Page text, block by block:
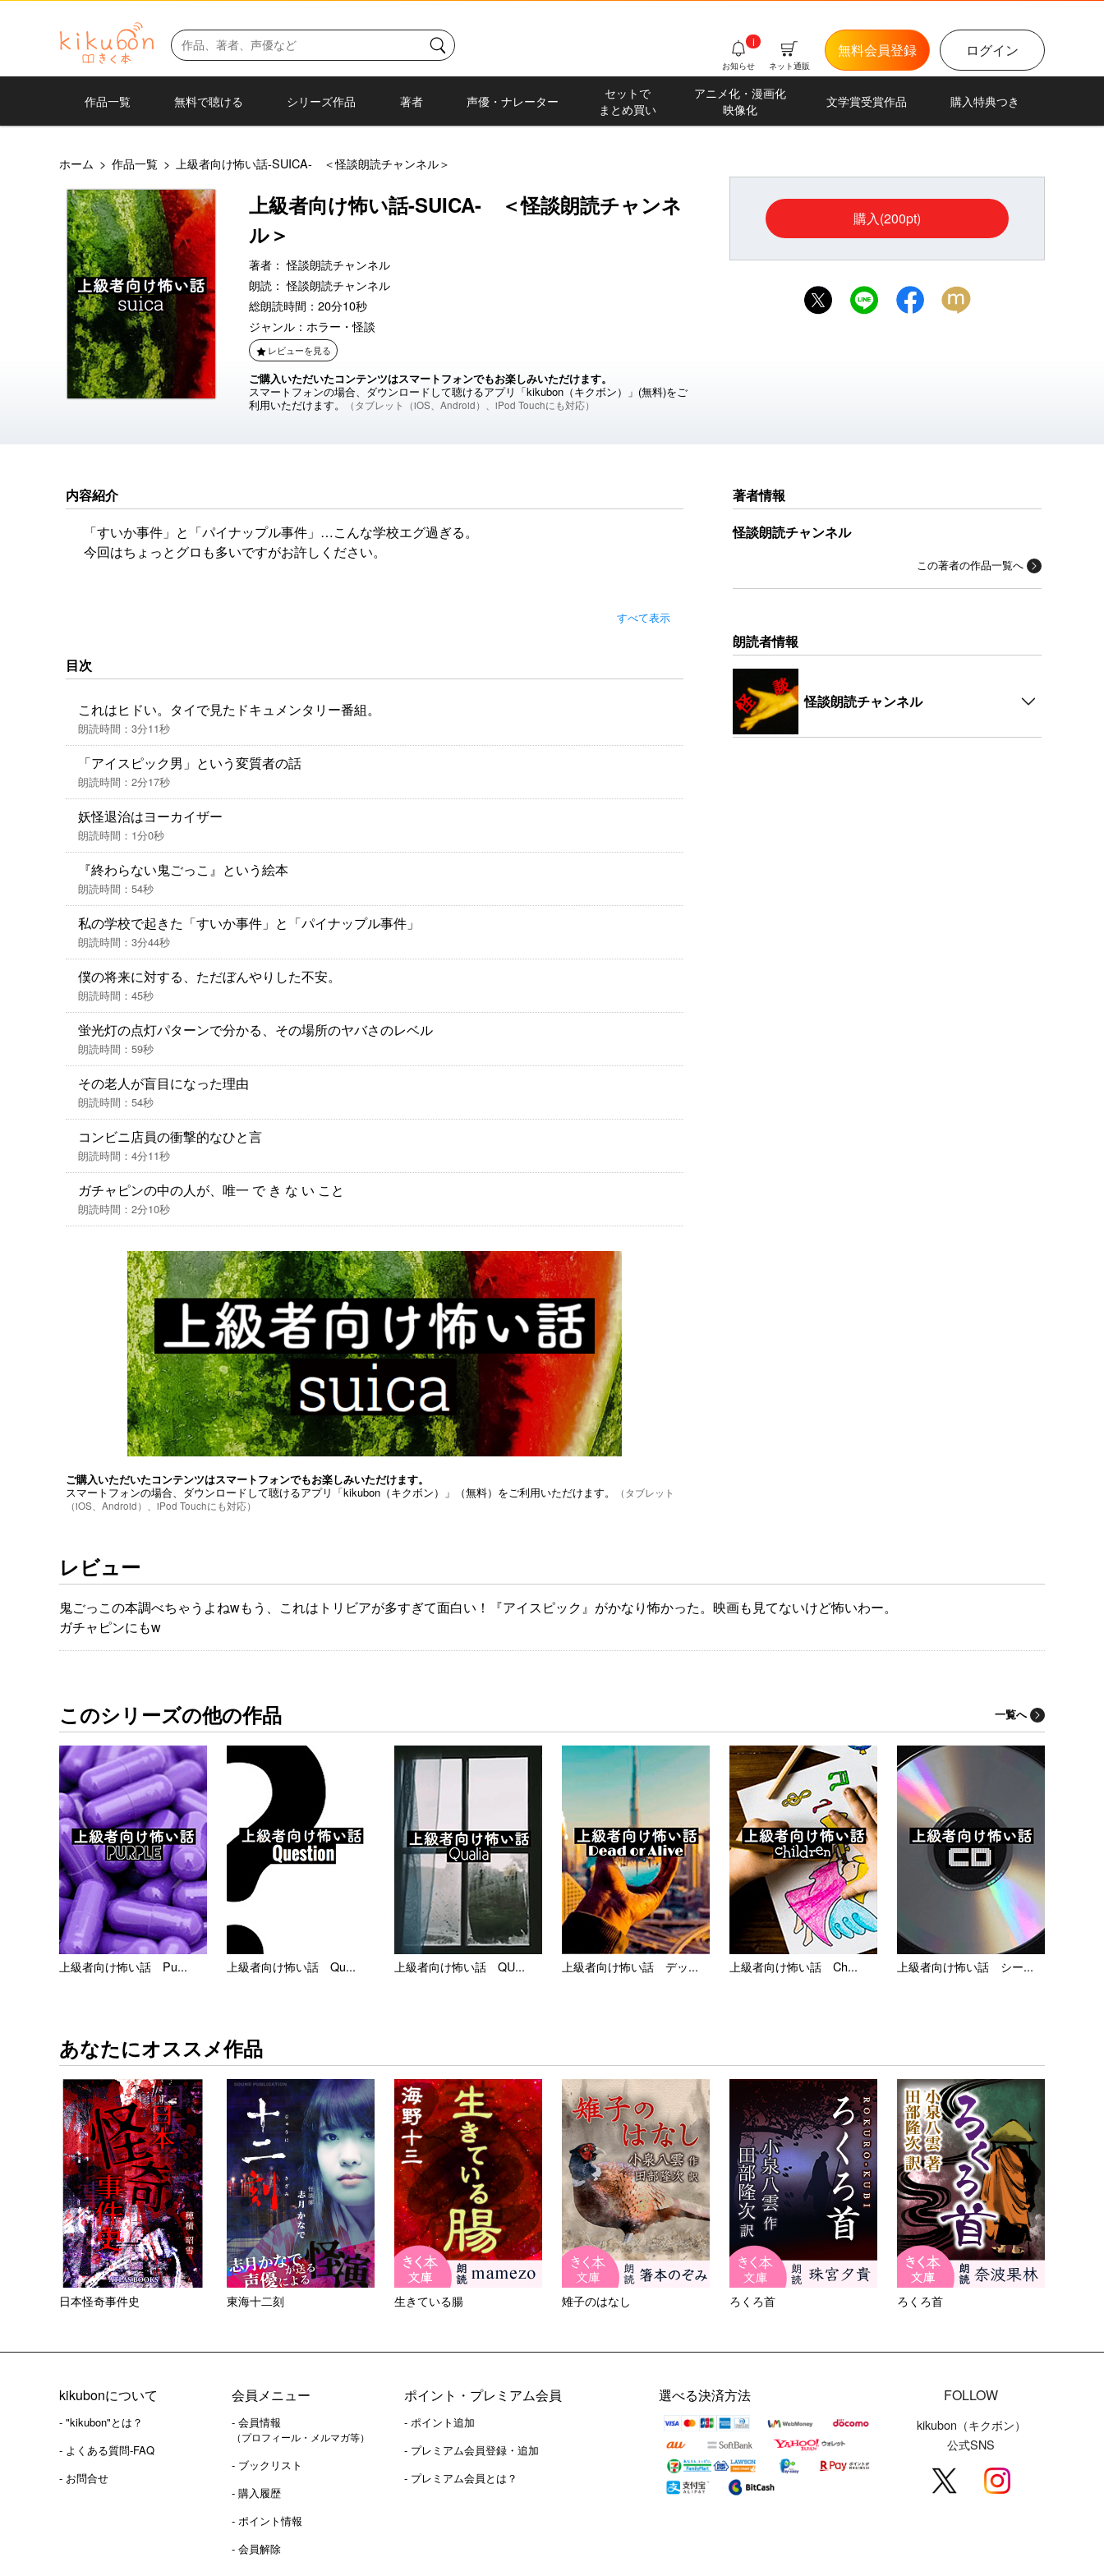
ログイン
無料会員登録
ネット通販
お知らせ
i
作品一覧 無料で聴ける シリーズ作品 著者 声優・ナレーター
セットで
まとめ買い
アニメ化・漫画化
映像化
文学賞受賞作品 購入特典つき
ホーム > 作品一覧 > 上級者向け怖い話-SUICA- ＜怪談朗読チャンネル＞
上級者向け怖い話-SUICA- ＜怪談朗読チャンネ
ル＞
著者：怪談朗読チャンネル
朗読：怪談朗読チャンネル
総朗読時間：20分10秒
ジャンル： ホラー・怪談
レビューを見る
ご購入いただいたコンテンツはスマートフォンでもお楽しみいただけます。
スマートフォンの場合、ダウンロードして聴けるアプリ「kikubon（キクボン）」(無料)をご
利用いただけます。
（タブレット（iOS、Android）、iPod Touchにも対応）
購入(200pt)
内容紹介
「すいか事件」と「パイナップル事件」…こんな学校エグ過ぎる。
今回はちょっとグロも多いですがお許しください。
すべて表示
目次
これはヒドい。タイで見たドキュメンタリー番組。
朗読時間：3分11秒
「アイスピック男」という変質者の話
朗読時間：2分17秒
妖怪退治はヨーカイザー
朗読時間：1分0秒
『終わらない鬼ごっこ』という絵本
朗読時間：54秒
私の学校で起きた「すいか事件」と「パイナップル事件」
朗読時間：3分44秒
僕の将来に対する、ただぼんやりした不安。
朗読時間：45秒
蛍光灯の点灯パターンで分かる、その場所のヤバさのレベル
朗読時間：59秒
その老人が盲目になった理由
朗読時間：54秒
コンビニ店員の衝撃的なひと言
朗読時間：4分11秒
ガチャピンの中の人が、唯一 で き な い こと
朗読時間：2分10秒
ご購入いただいたコンテンツはスマートフォンでもお楽しみいただけます。
スマートフォンの場合、ダウンロードして聴けるアプリ「kikubon（キクボン）」（無料）をご利用いただけます。
（タブレット
（iOS、Android）、iPod Touchにも対応）
著者情報
怪談朗読チャンネル
この著者の作品一覧へ
朗読者情報
怪談朗読チャンネル
レビュー
鬼ごっこの本調べちゃうよねwもう、これはトリビアが多すぎて面白い！『アイスピック』がかなり怖かった。映画も見てないけど怖いわー。
ガチャピンにもw
このシリーズの他の作品 一覧へ
上級者向け怖い話 Pu... 上級者向け怖い話 Qu... 上級者向け怖い話 QU... 上級者向け怖い話 デッ... 上級者向け怖い話 Ch... 上級者向け怖い話 シー...
あなたにオススメ作品
日本怪奇事件史 東海十二刻 生きている腸 雉子のはなし ろくろ首 ろくろ首
kikubonについて
- "kikubon"とは？
- よくある質問-FAQ
- お問合せ
会員メニュー
- 会員情報
（プロフィール・メルマガ等）
- ブックリスト
- 購入履歴
- ポイント情報
- 会員解除
ポイント・プレミアム会員
- ポイント追加
- プレミアム会員登録・追加
- プレミアム会員とは？
FOLLOW
kikubon（キクボン）
公式SNS
選べる決済方法